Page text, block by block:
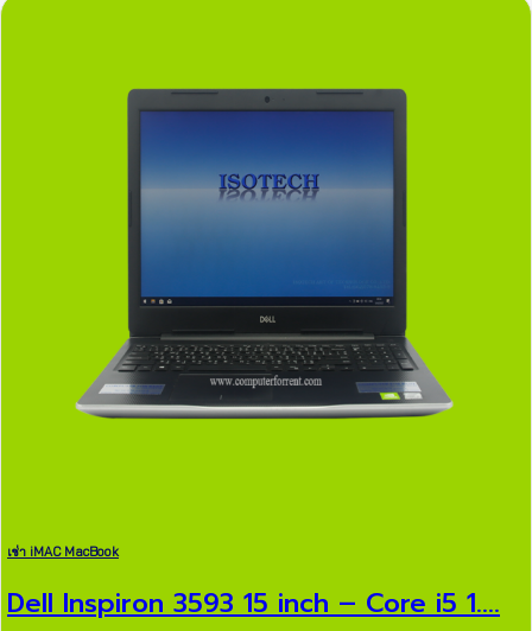
เช่า iMAC MacBook
Dell Inspiron 3593 15 inch – Core i5 1....